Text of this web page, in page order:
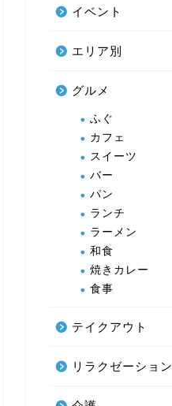
イベント
エリア別
グルメ
ふぐ
カフェ
スイーツ
バー
パン
ランチ
ラーメン
和食
焼きカレー
食事
テイクアウト
リラクゼーション